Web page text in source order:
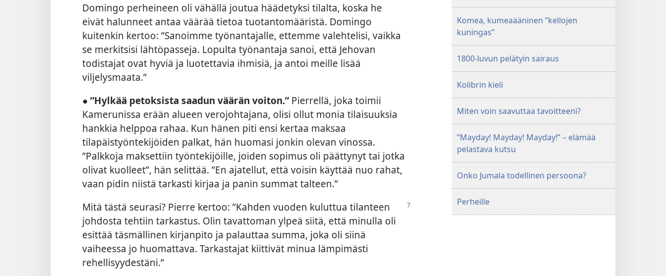
Domingo perheineen oli vähällä joutua häädetyksi tilalta, koska he
eivät halunneet antaa väärää tietoa tuotantomääristä. Domingo
kuitenkin kertoo: ”Sanoimme työnantajalle, ettemme valehtelisi, vaikka
se merkitsisi lähtöpasseja. Lopulta työnantaja sanoi, että Jehovan
todistajat ovat hyviä ja luotettavia ihmisiä, ja antoi meille lisää
viljelysmaata.”
● ”Hylkää petoksista saadun väärän voiton.”Pierrellä, joka toimii
Kamerunissa erään alueen verojohtajana, olisi ollut monia tilaisuuksia
hankkia helppoa rahaa. Kun hänen piti ensi kertaa maksaa
tilapäistyöntekijöiden palkat, hän huomasi jonkin olevan vinossa.
”Palkkoja maksettiin työntekijöille, joiden sopimus oli päättynyt tai jotka
olivat kuolleet”, hän selittää. ”En ajatellut, että voisin käyttää nuo rahat,
vaan pidin niistä tarkasti kirjaa ja panin summat talteen.”
Mitä tästä seurasi? Pierre kertoo: ”Kahden vuoden kuluttua tilanteen
johdosta tehtiin tarkastus. Olin tavattoman ylpeä siitä, että minulla oli
esittää täsmällinen kirjanpito ja palauttaa summa, joka oli siinä
vaiheessa jo huomattava. Tarkastajat kiittivät minua lämpimästi
rehellisyydestäni.”
Komea, kumeaääninen ”kellojen
kuningas”
1800-luvun pelätyin sairaus
Kolibrin kieli
Miten voin saavuttaa tavoitteeni?
”Mayday! Mayday! Mayday!” – elämää
pelastava kutsu
Onko Jumala todellinen persoona?
Perheille